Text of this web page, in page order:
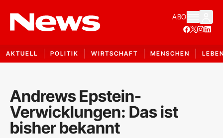
ABO
AKTUELL POLITIK WIRTSCHAFT MENSCHEN
Andrews Epstein-
Verwicklungen: Das ist
bisher bekannt